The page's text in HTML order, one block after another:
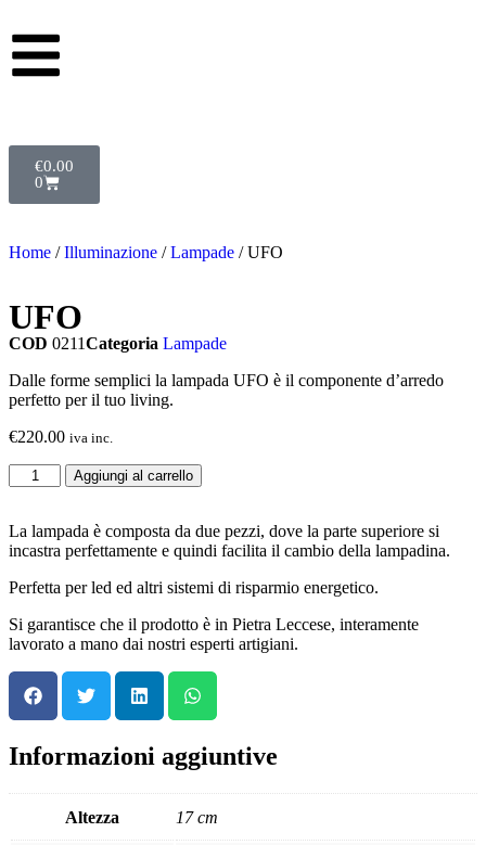
€0.00
0
Home /Illuminazione /Lampade / UFO
UFO
COD 0211Categoria Lampade
Dalle forme semplici la lampada UFO è il componente d’arredo
perfetto per il tuo living.
€220.00 iva inc.
Aggiungi al carrello
La lampada è composta da due pezzi, dove la parte superiore si
incastra perfettamente e quindi facilita il cambio della lampadina.
Perfetta per led ed altri sistemi di risparmio energetico.
Si garantisce che il prodotto è in Pietra Leccese, interamente
lavorato a mano dai nostri esperti artigiani.
Informazioni aggiuntive
Altezza 17 cm